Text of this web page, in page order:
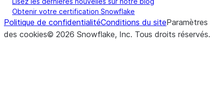
Obtenir votre certification Snowflake
Politique de confidentialitéConditions du siteParamètres
des cookies© 2026 Snowflake, Inc. Tous droits réservés.